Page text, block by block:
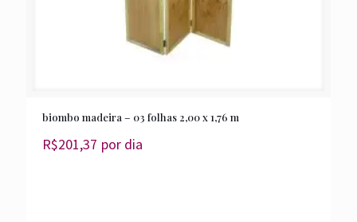
biombo madeira – 03 folhas 2,00 x 1,76 m
R$201,37 por dia